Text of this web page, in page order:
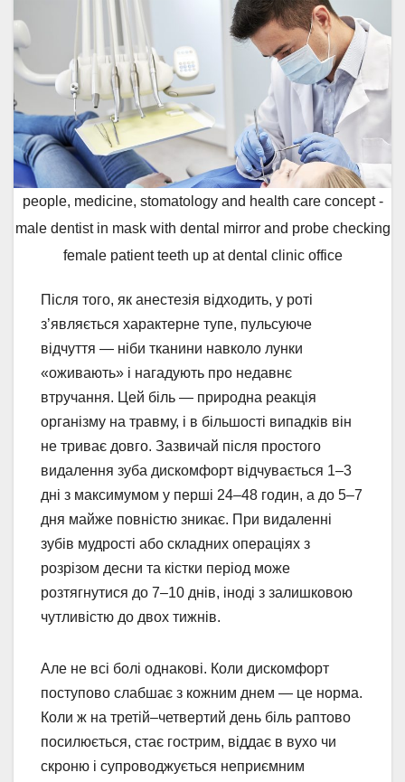
people, medicine, stomatology and health care concept -
male dentist in mask with dental mirror and probe checking
female patient teeth up at dental clinic office
Після того, як анестезія відходить, у роті
з’являється характерне тупе, пульсуюче
відчуття — ніби тканини навколо лунки
«оживають» і нагадують про недавнє
втручання. Цей біль — природна реакція
організму на травму, і в більшості випадків він
не триває довго. Зазвичай після простого
видалення зуба дискомфорт відчувається 1–3
дні з максимумом у перші 24–48 годин, а до 5–7
дня майже повністю зникає. При видаленні
зубів мудрості або складних операціях з
розрізом десни та кістки період може
розтягнутися до 7–10 днів, іноді з залишковою
чутливістю до двох тижнів.
Але не всі болі однакові. Коли дискомфорт
поступово слабшає з кожним днем — це норма.
Коли ж на третій–четвертий день біль раптово
посилюється, стає гострим, віддає в вухо чи
скроню і супроводжується неприємним